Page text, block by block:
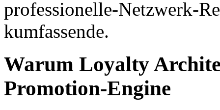
professionelle-Netzwerk-
kumfassende.
Warum Loyalty
Promotion-Engine